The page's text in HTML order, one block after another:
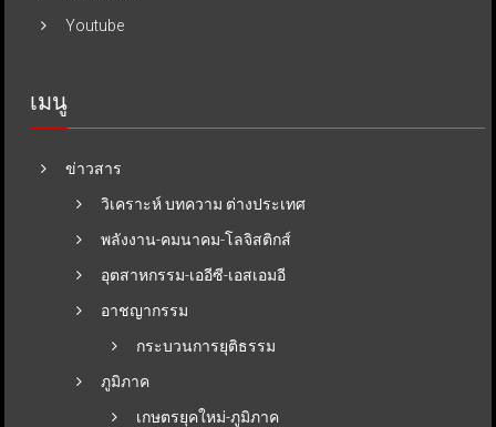
Youtube
เมนู
ข่าวสาร
วิเคราะห์ บทความ ต่างประเทศ
พลังงาน-คมนาคม-โลจิสติกส์
อุตสาหกรรม-เออีซี-เอสเอมอี
อาชญากรรม
กระบวนการยุติธรรม
ภูมิภาค
เกษตรยุคใหม่-ภูมิภาค